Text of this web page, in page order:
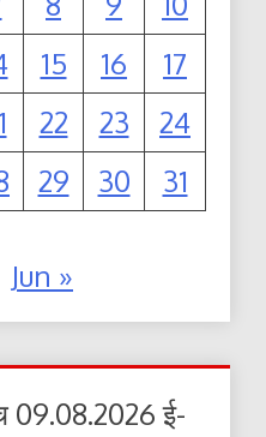
15 16
17
22 23
24
29 30 31
Jun »
09.08.2026 ई-